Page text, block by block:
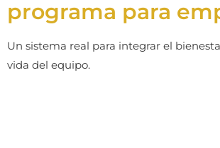
programa para
Un sistema real para integrar el
vida del equipo.